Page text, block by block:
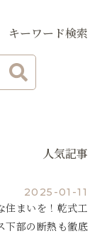
キーワード検索
人気記事
2025-01-11
住まいを！乾式工
下部の断熱も徹底